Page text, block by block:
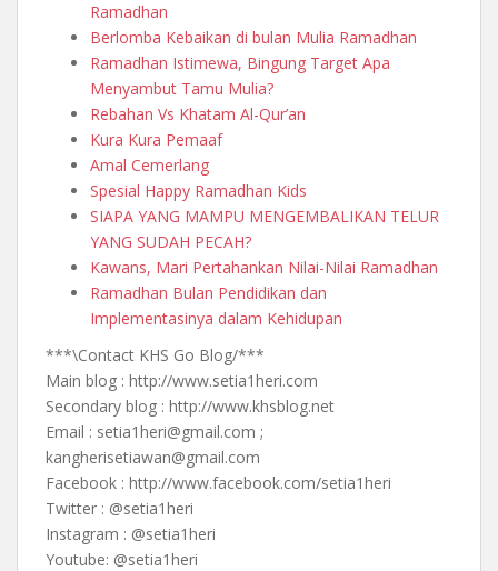
Ramadhan
Berlomba Kebaikan di bulan Mulia Ramadhan
Ramadhan Istimewa, Bingung Target Apa
Menyambut Tamu Mulia?
Rebahan Vs Khatam Al-Qur’an
Kura Kura Pemaaf
Amal Cemerlang
Spesial Happy Ramadhan Kids
SIAPA YANG MAMPU MENGEMBALIKAN TELUR
YANG SUDAH PECAH?
Kawans, Mari Pertahankan Nilai-Nilai Ramadhan
Ramadhan Bulan Pendidikan dan
Implementasinya dalam Kehidupan
***\Contact KHS Go Blog/***
Main blog : http://www.setia1heri.com
Secondary blog : http://www.khsblog.net
Email : setia1heri@gmail.com ;
kangherisetiawan@gmail.com
Facebook : http://www.facebook.com/setia1heri
Twitter : @setia1heri
Instagram : @setia1heri
Youtube: @setia1heri